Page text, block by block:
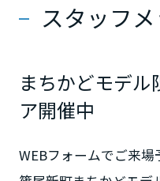
スタッフ
まちかどモデ
ア開催中
WEBフォームでご来場
徳島県
香川県
愛媛県